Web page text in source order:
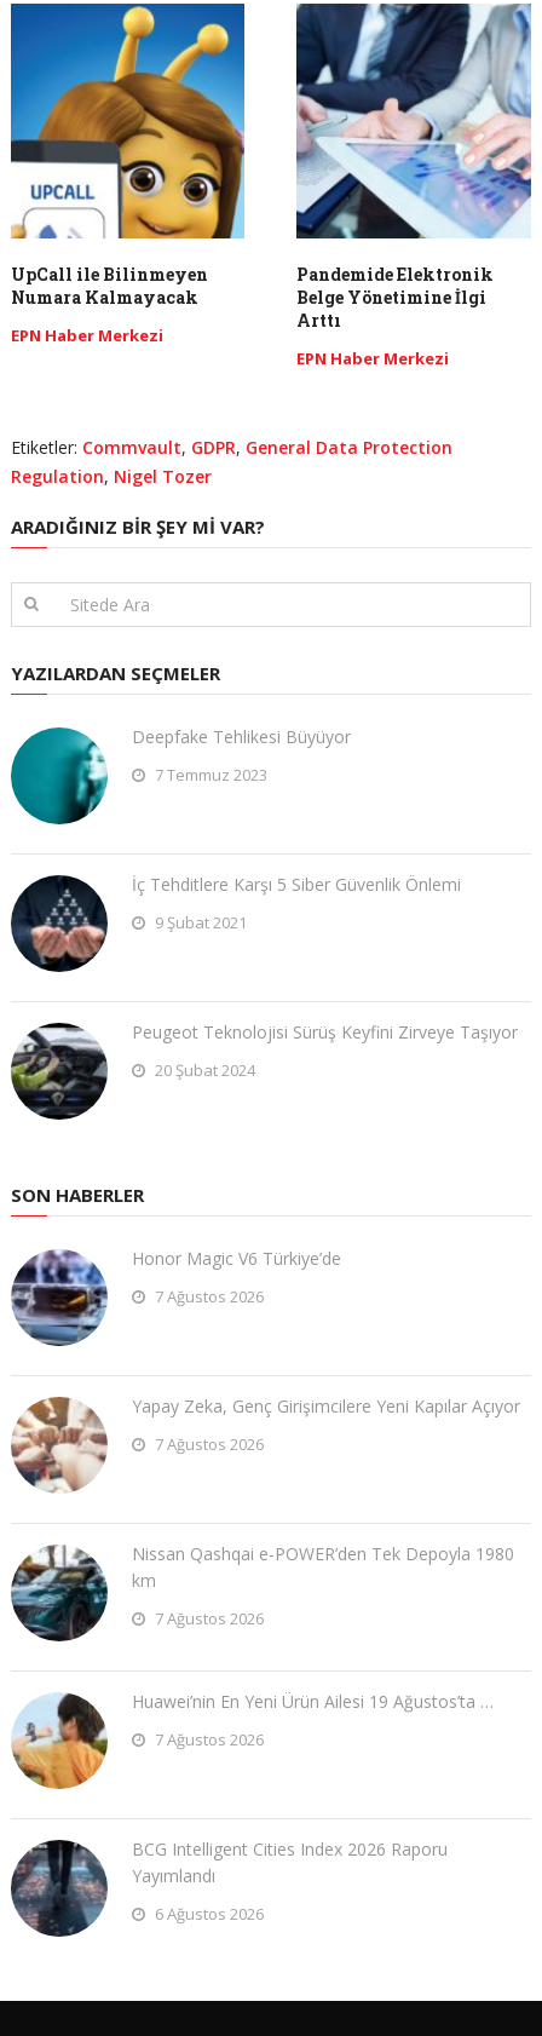
UpCall ile Bilinmeyen
Numara Kalmayacak
EPN Haber Merkezi
Pandemide Elektronik
Belge Yönetimine İlgi
Arttı
EPN Haber Merkezi
Etiketler: Commvault, GDPR, General Data Protection
Regulation, Nigel Tozer
ARADIĞINIZ BIR ŞEY MI VAR?
YAZILARDAN SEÇMELER
Deepfake Tehlikesi Büyüyor
7 Temmuz 2023
İç Tehditlere Karşı 5 Siber Güvenlik Önlemi
9 Şubat 2021
Peugeot Teknolojisi Sürüş Keyfini Zirveye Taşıyor
20 Şubat 2024
SON HABERLER
Honor Magic V6 Türkiye’de
7 Ağustos 2026
Yapay Zeka, Genç Girişimcilere Yeni Kapılar Açıyor
7 Ağustos 2026
Nissan Qashqai e-POWER’den Tek Depoyla 1980
km
7 Ağustos 2026
Huawei’nin En Yeni Ürün Ailesi 19 Ağustos’ta …
7 Ağustos 2026
BCG Intelligent Cities Index 2026 Raporu
Yayımlandı
6 Ağustos 2026